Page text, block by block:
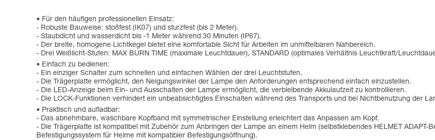
Für den häufigen professionellen Einsatz:
- Robuste Bauweise: stoßfest (IK07) und sturzfest (bis 2 Meter).
- Staubdicht und wasserdicht bis -1 Meter während 30 Minuten (IP67).
- Der breite, homogene Lichtkegel bietet eine komfortable Sicht für Arbeiten im unmittelbaren Nahbereich.
- Drei Weißlicht-Stufen: MAX BURN TIME (maximale Leuchtdauer), STANDARD (optimales Verhältnis Leuchtkraft/
Einfach zu bedienen:
- Ein einziger Schalter zum schnellen und einfachen Wählen der drei Leuchtstufen.
- Die Trägerplatte ermöglicht, den Neigungswinkel der Lampe den Anforderungen entsprechend einfach einzustellen.
- Die LED-Anzeige beim Ein- und Ausschalten der Lampe ermöglicht, die verbleibende Akkulaufzeit zu kontrollieren.
- Die LOCK-Funktionen verhindert ein unbeabsichtigtes Einschalten während des Transports und bei Nichtbenutzung der
Praktisch und aufladbar:
- Das abnehmbare, waschbare Kopfband mit symmetrischer Einstellung erleichtert das Anpassen am Kopf.
- Die Trägerplatte ist kompatibel mit Zubehör zum Anbringen der Lampe an einem Helm (selbstklebendes HELMET ADAPT-
Befestigungssystem für Helme mit kompatibler Befestigungsöffnung).